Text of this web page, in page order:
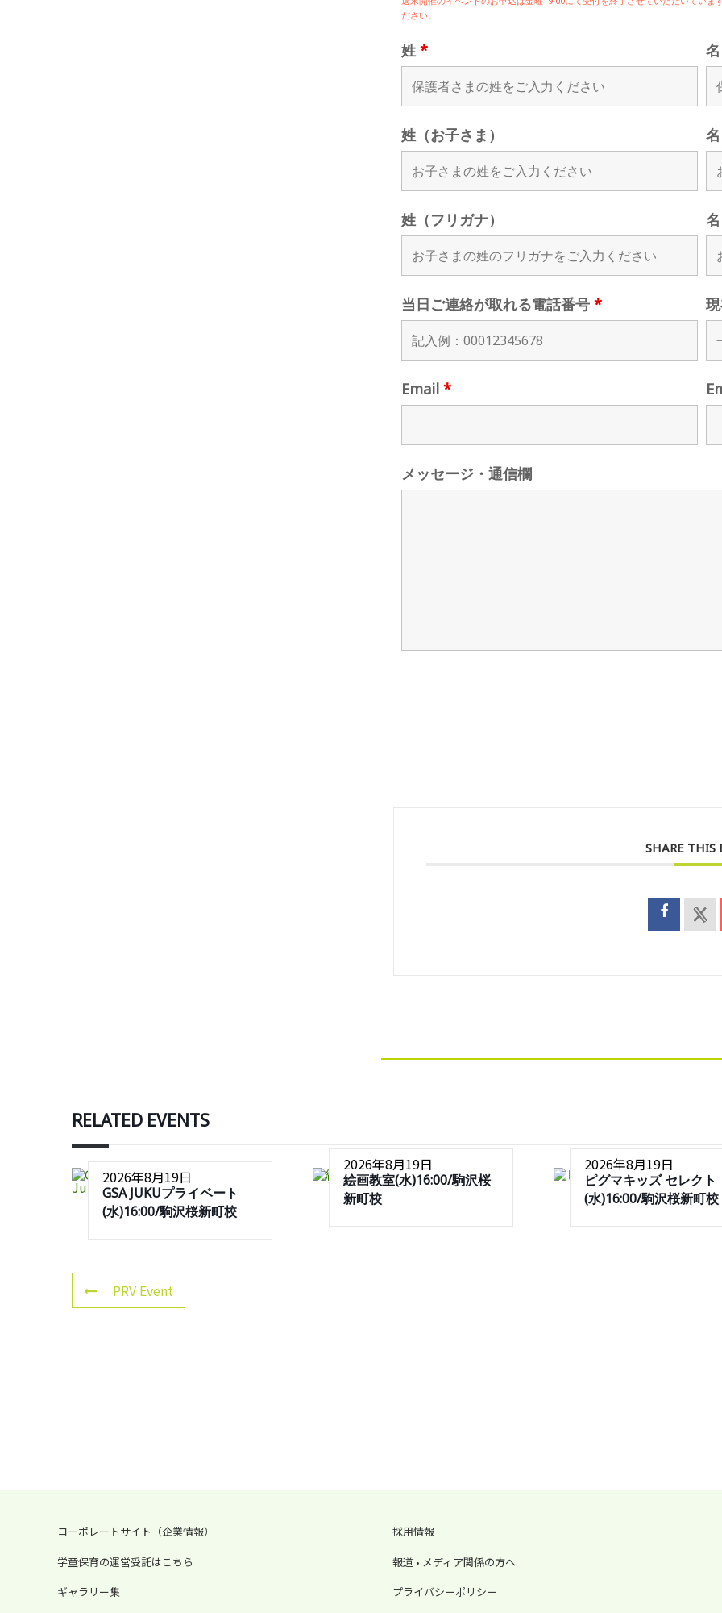
ださい。
姓 *
姓（お子さま）
姓（フリガナ）
当日ご連絡が取れる電話番号 *
Email *
メッセージ・通信欄
SHARE THIS
RELATED EVENTS
2026年8月19日
GSA JUKUプライベート
(水)16:00/駒沢桜新町校
2026年8月19日
絵画教室(水)16:00/駒沢桜
新町校
2026年8月19日
ピグマキッズ セレクト
(水)16:00/駒沢桜新町校
PRV Event
コーポレートサイト（企業情報）
学童保育の運営受託はこちら
ギャラリー集
採用情報
報道 • メディア関係の方へ
プライバシーポリシー